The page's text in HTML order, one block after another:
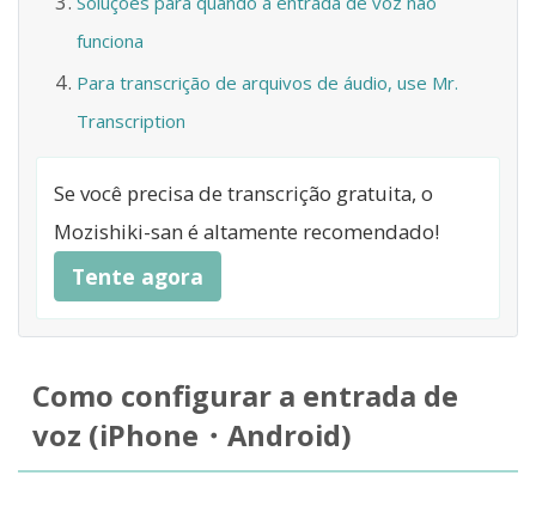
funciona
Para transcrição de arquivos de áudio, use Mr.
Transcription
Se você precisa de transcrição gratuita, o
Mozishiki-san é altamente recomendado!
Tente agora
Como configurar a entrada de
voz (iPhone・Android)